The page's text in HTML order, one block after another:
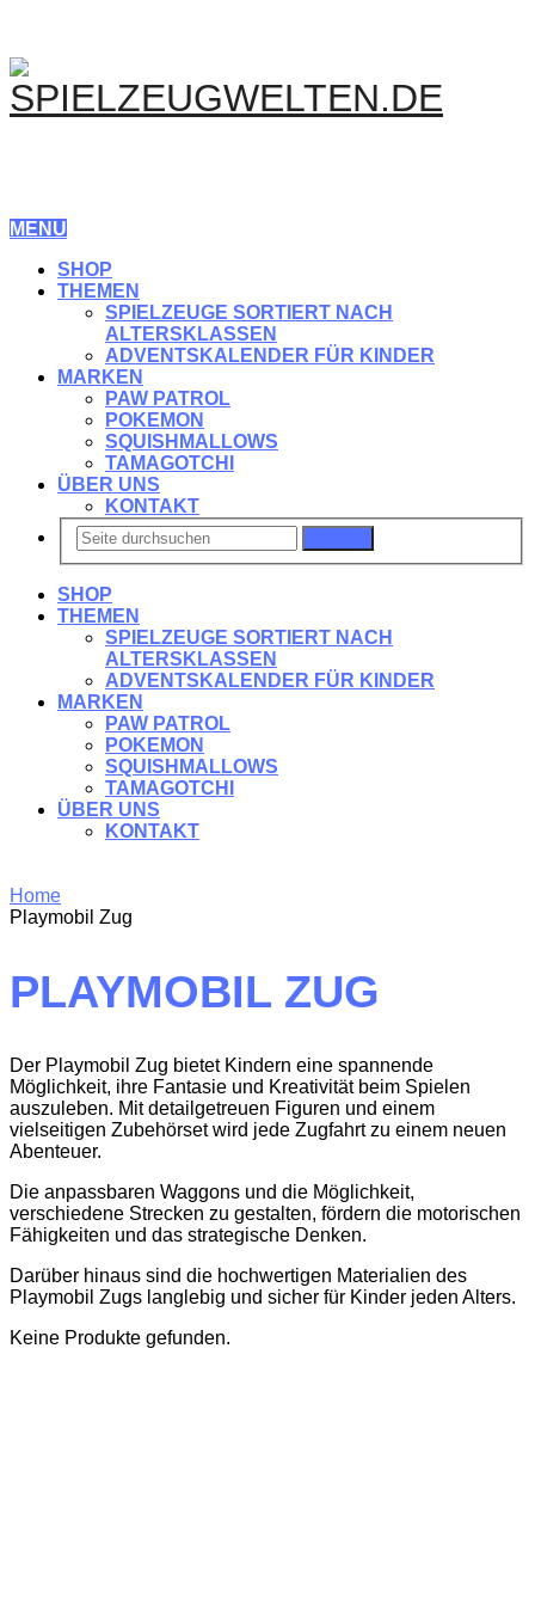
MENU
SHOP
THEMEN
SPIELZEUGE SORTIERT NACH
ALTERSKLASSEN
ADVENTSKALENDER FÜR KINDER
MARKEN
PAW PATROL
POKEMON
SQUISHMALLOWS
TAMAGOTCHI
ÜBER UNS
KONTAKT
SHOP
THEMEN
SPIELZEUGE SORTIERT NACH
ALTERSKLASSEN
ADVENTSKALENDER FÜR KINDER
MARKEN
PAW PATROL
POKEMON
SQUISHMALLOWS
TAMAGOTCHI
ÜBER UNS
KONTAKT
Home
Playmobil Zug
PLAYMOBIL ZUG
Der Playmobil Zug bietet Kindern eine spannende
Möglichkeit, ihre Fantasie und Kreativität beim Spielen
auszuleben. Mit detailgetreuen Figuren und einem
vielseitigen Zubehörset wird jede Zugfahrt zu einem neuen
Abenteuer.
Die anpassbaren Waggons und die Möglichkeit,
verschiedene Strecken zu gestalten, fördern die motorischen
Fähigkeiten und das strategische Denken.
Darüber hinaus sind die hochwertigen Materialien des
Playmobil Zugs langlebig und sicher für Kinder jeden Alters.
Keine Produkte gefunden.